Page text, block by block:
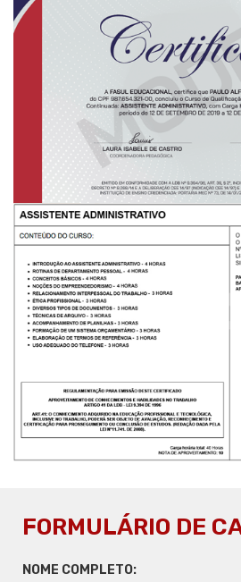
FORMULÁRIO DE
NOME COMPLETO: